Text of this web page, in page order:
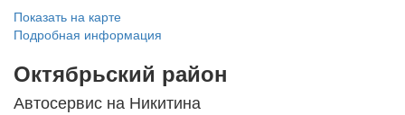
Показать на карте
Подробная информация
Октябрьский район
Автосервис на Никитина